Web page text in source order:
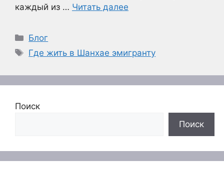
каждый из … Читать далее
Рубрики
Блог
Метки
Где жить в Шанхае эмигранту
Поиск
Поиск